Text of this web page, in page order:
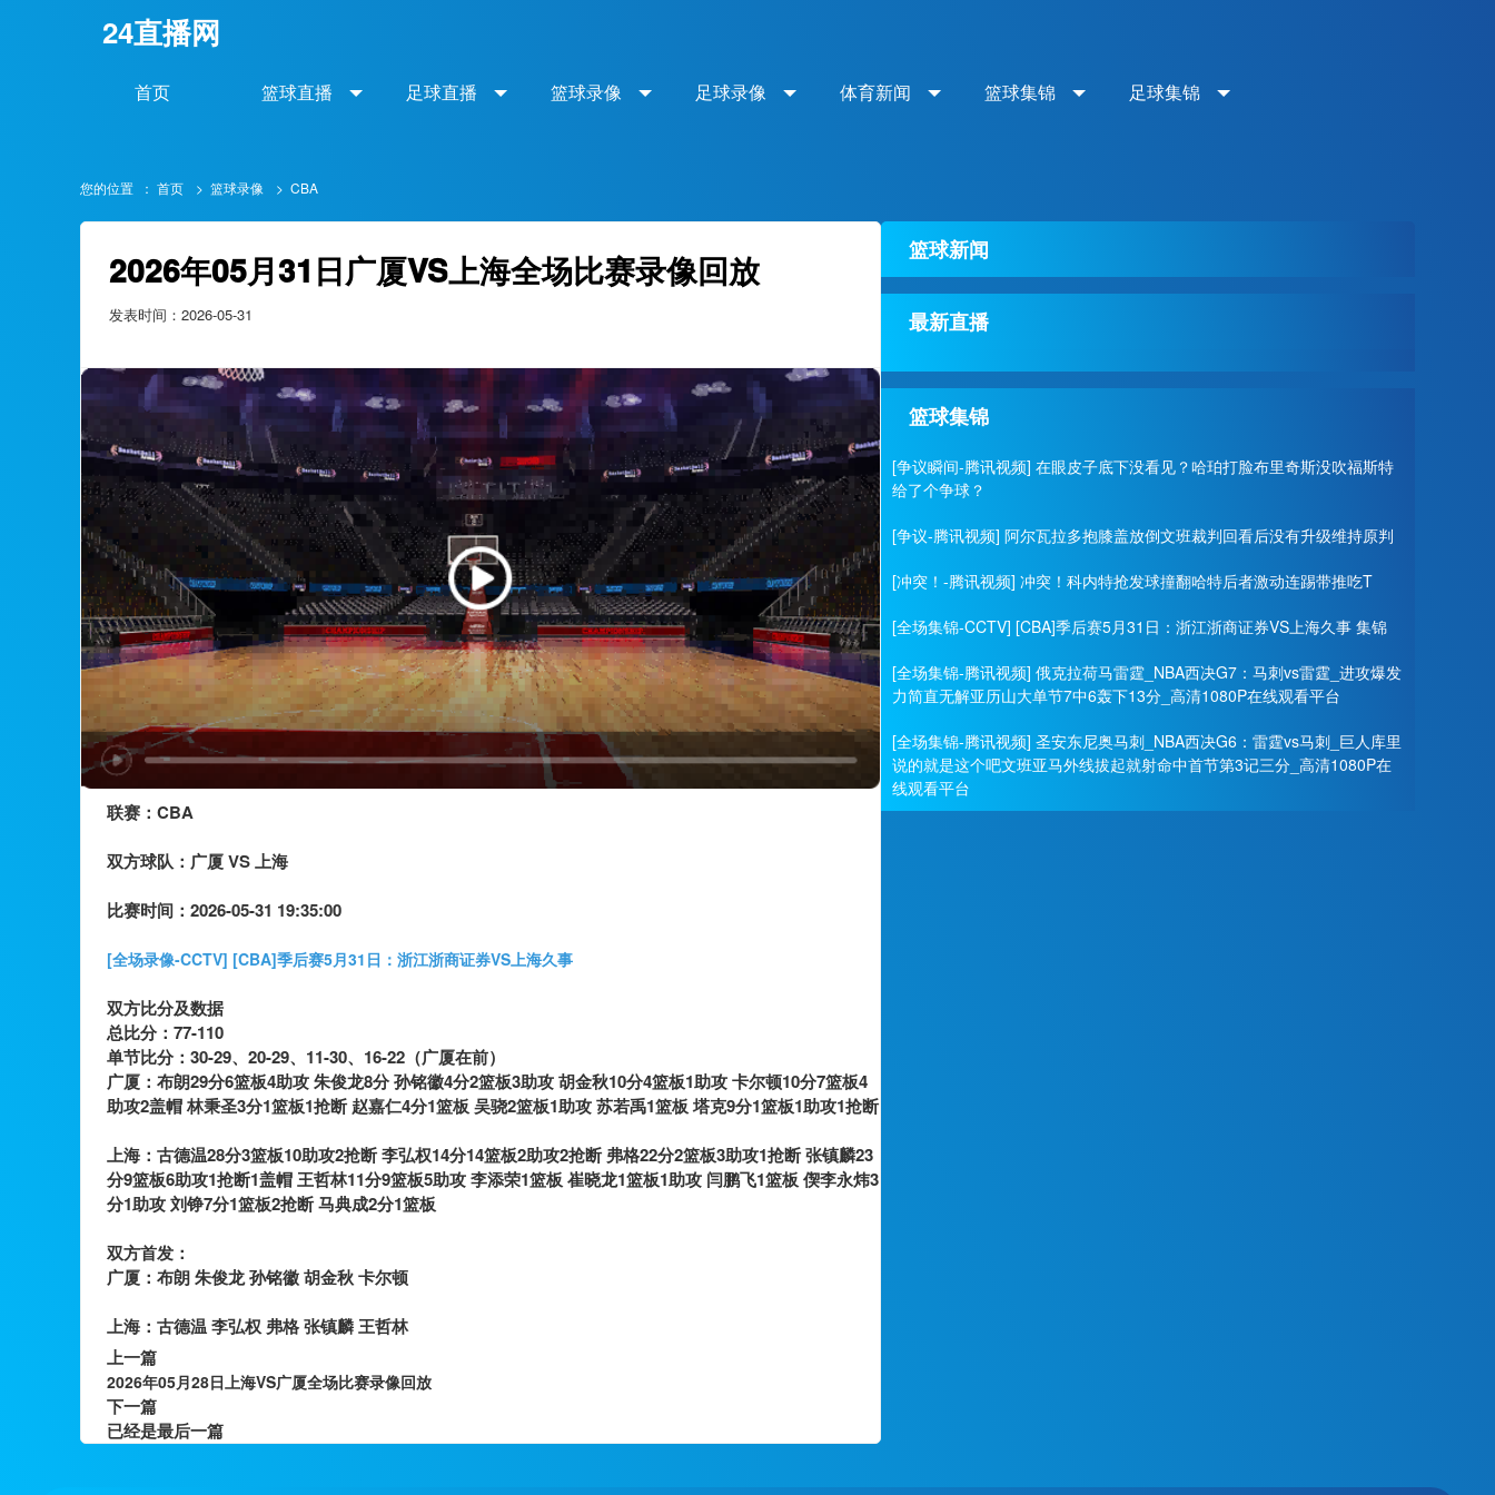
24直播网
首页 篮球直播 足球直播 篮球录像 足球录像 体育新闻 篮球集锦 足球集锦
您的位置 ： 首页 > 篮球录像 > CBA
2026年05月31日广厦VS上海全场比赛录像回放
发表时间：2026-05-31
联赛： CBA
双方球队： 广厦 VS 上海
比赛时间： 2026-05-31 19:35:00
[全场录像-CCTV] [CBA]季后赛5月31日：浙江浙商证券VS上海久事
双方比分及数据
总比分：77-110
单节比分：30-29、20-29、11-30、16-22（广厦在前）
广厦：布朗29分6篮板4助攻 朱俊龙8分 孙铭徽4分2篮板3助攻 胡金秋10分4篮板1助攻 卡尔顿10分7篮板4
助攻2盖帽 林秉圣3分1篮板1抢断 赵嘉仁4分1篮板 吴骁2篮板1助攻 苏若禹1篮板 塔克9分1篮板1助攻1抢断
上海：古德温28分3篮板10助攻2抢断 李弘权14分14篮板2助攻2抢断 弗格22分2篮板3助攻1抢断 张镇麟23
分9篮板6助攻1抢断1盖帽 王哲林11分9篮板5助攻 李添荣1篮板 崔晓龙1篮板1助攻 闫鹏飞1篮板 偰李永炜3
分1助攻 刘铮7分1篮板2抢断 马典成2分1篮板
双方首发：
广厦：布朗 朱俊龙 孙铭徽 胡金秋 卡尔顿
上海：古德温 李弘权 弗格 张镇麟 王哲林
上一篇
2026年05月28日上海VS广厦全场比赛录像回放
下一篇
已经是最后一篇
篮球新闻
最新直播
篮球集锦
[争议瞬间-腾讯视频] 在眼皮子底下没看见？哈珀打脸布里奇斯没吹福斯特
给了个争球？
[争议-腾讯视频] 阿尔瓦拉多抱膝盖放倒文班裁判回看后没有升级维持原判
[冲突！-腾讯视频] 冲突！科内特抢发球撞翻哈特后者激动连踢带推吃T
[全场集锦-CCTV] [CBA]季后赛5月31日：浙江浙商证券VS上海久事 集锦
[全场集锦-腾讯视频] 俄克拉荷马雷霆_NBA西决G7：马刺vs雷霆_进攻爆发
力简直无解亚历山大单节7中6轰下13分_高清1080P在线观看平台
[全场集锦-腾讯视频] 圣安东尼奥马刺_NBA西决G6：雷霆vs马刺_巨人库里
说的就是这个吧文班亚马外线拔起就射命中首节第3记三分_高清1080P在
线观看平台